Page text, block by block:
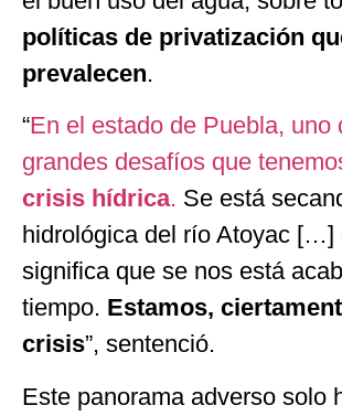
políticas de privatización
prevalecen.
“En el estado de Puebla, uno
grandes desafíos que
crisis hídrica. Se está
hidrológica del río Atoyac […]
significa que se nos está
tiempo. Estamos,
crisis”, sentenció.
Este panorama adverso solo